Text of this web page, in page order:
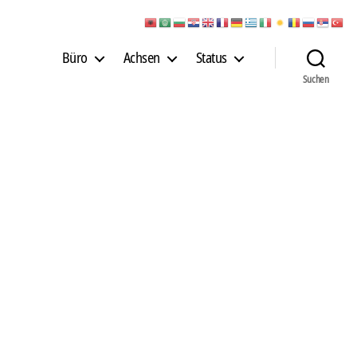
Büro Achsen Status
Suchen